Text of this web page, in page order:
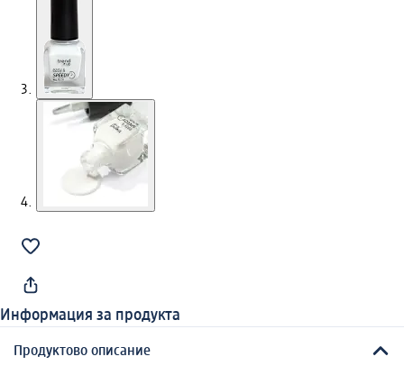
Информация за продукта
Продуктово описание